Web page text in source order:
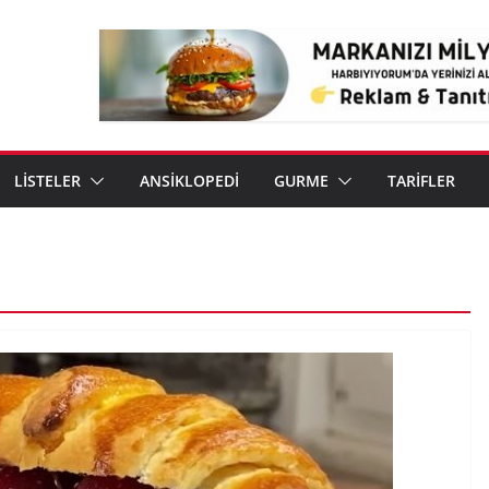
LİSTELER ANSİKLOPEDİ GURME TARİFLER